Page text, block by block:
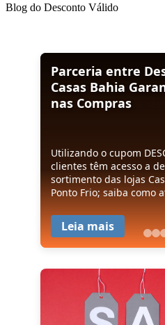
Blog do Desconto Válido
Parceria entre
Casas Bahia
nas Compras
Utilizando o cupom
clientes têm acesso a
sortimento das lojas
Ponto Frio; saiba como
Leia mais
Quadro
no Mais Você
com cupons de
Economia Inteligente:
Desconto Transformam
Leia mais